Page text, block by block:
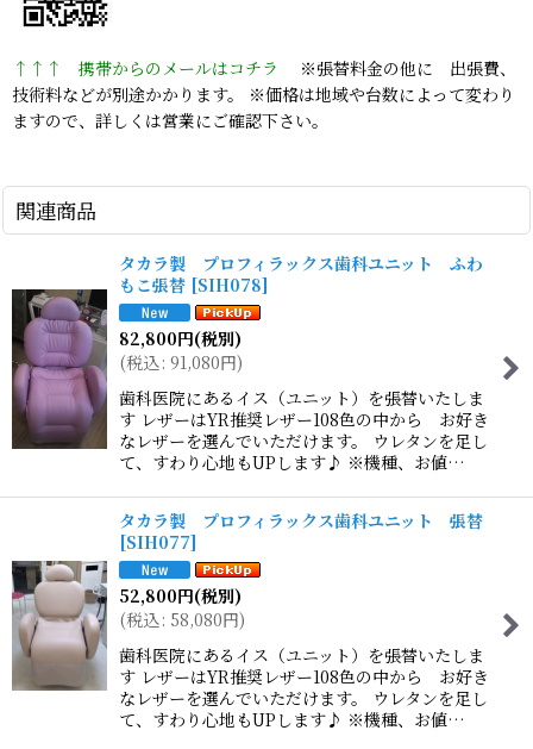
↑↑↑ 携帯からのメールはコチラ
※張替料金の他に 出張費、
技術料などが別途かかります。 ※価格は地域や台数によって変わり
ますので、詳しくは営業にご確認下さい。
関連商品
タカラ製 プロフィラックス歯科ユニット ふわ
もこ張替 [SIH078]
82,800円(税別)
(税込: 91,080円)
歯科医院にあるイス（ユニット）を張替いたしま
す レザーはYR推奨レザー108色の中から お好き
なレザーを選んでいただけます。 ウレタンを足し
て、すわり心地もUPします♪ ※機種、お値…
タカラ製 プロフィラックス歯科ユニット 張替
[SIH077]
52,800円(税別)
(税込: 58,080円)
歯科医院にあるイス（ユニット）を張替いたしま
す レザーはYR推奨レザー108色の中から お好き
なレザーを選んでいただけます。 ウレタンを足し
て、すわり心地もUPします♪ ※機種、お値…